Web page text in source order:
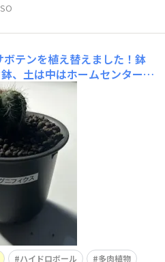
ボテンを植え替えました！鉢
、土は中はホームセンターの
にダイソーのハイドロボール
ハイドロボール 多肉植物